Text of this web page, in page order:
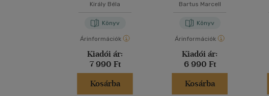
Király Béla
Könyv
Árinformációk
Kiadói ár:
7 990 Ft
Kosárba
Bartus Marcell
Könyv
Árinformációk
Kiadói ár:
6 990 Ft
Kosárba